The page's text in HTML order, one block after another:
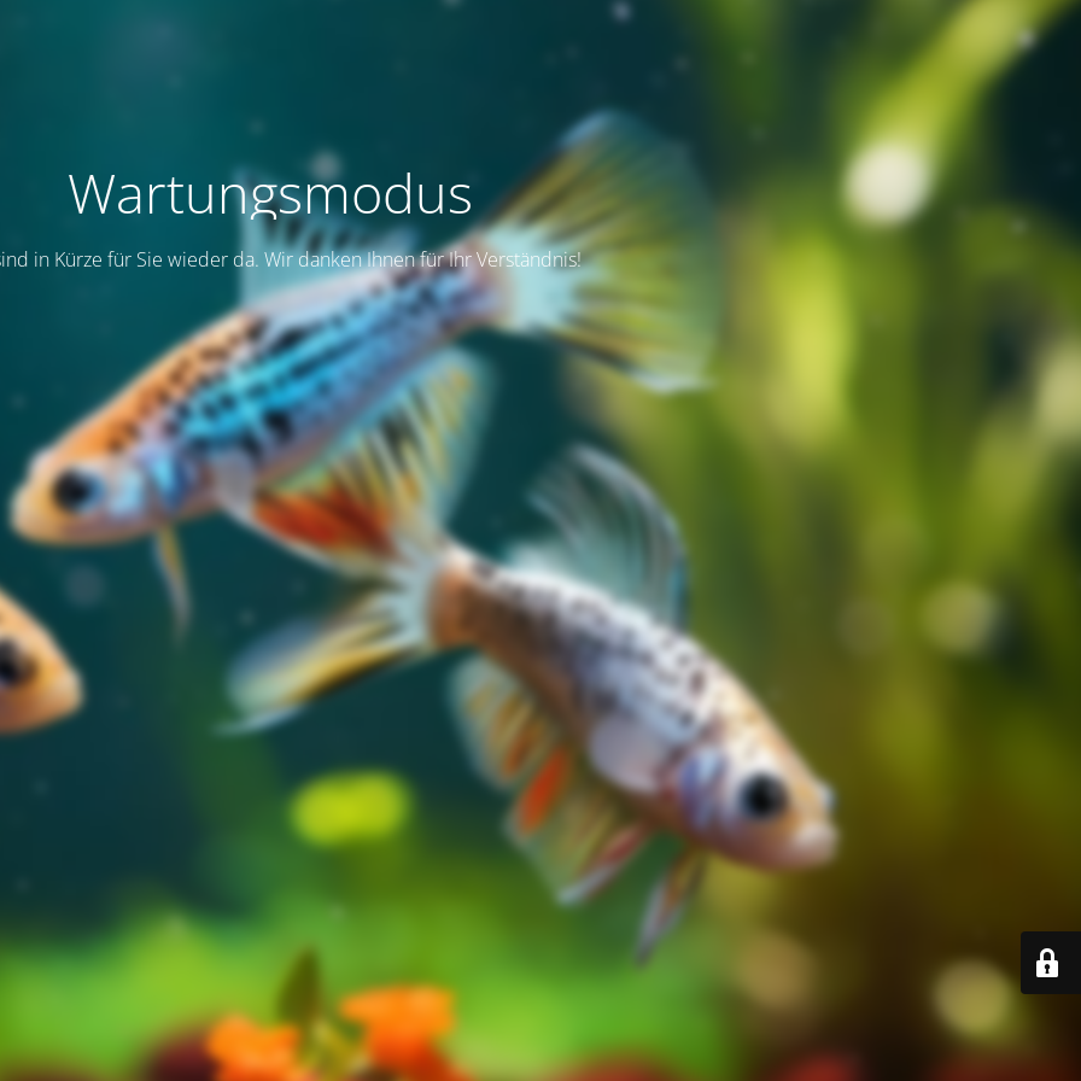
Wartungsmodus
in Kürze für Sie wieder da. Wir danken Ihnen für Ihr Verständnis!